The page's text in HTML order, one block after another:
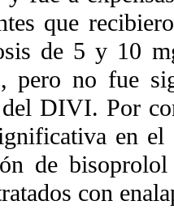
que
de 5 y 10
pero no fue
DIVI. Por
en el
de
con